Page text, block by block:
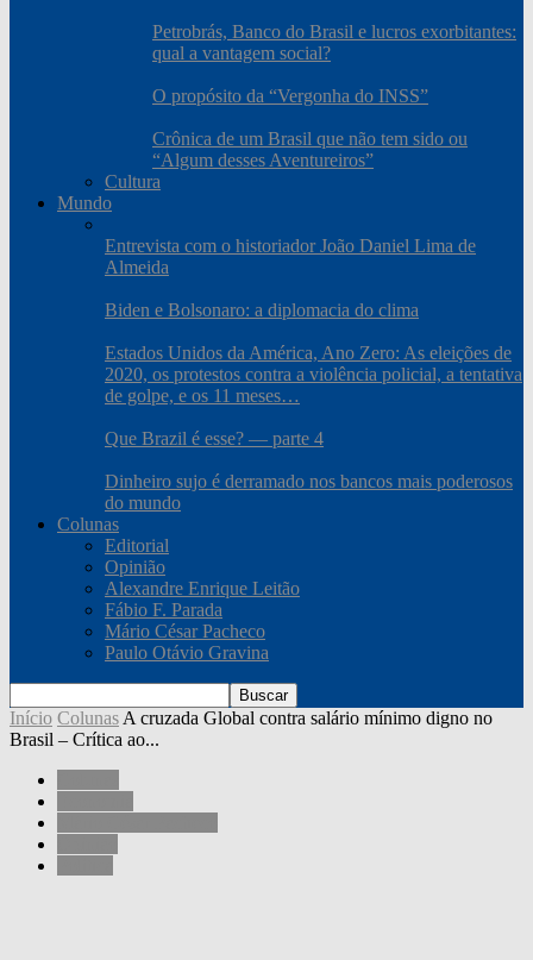
Petrobrás, Banco do Brasil e lucros exorbitantes:
qual a vantagem social?
O propósito da “Vergonha do INSS”
Crônica de um Brasil que não tem sido ou
“Algum desses Aventureiros”
Cultura
Mundo
Entrevista com o historiador João Daniel Lima de
Almeida
Biden e Bolsonaro: a diplomacia do clima
Estados Unidos da América, Ano Zero: As eleições de
2020, os protestos contra a violência policial, a tentativa
de golpe, e os 11 meses…
Que Brazil é esse? — parte 4
Dinheiro sujo é derramado nos bancos mais poderosos
do mundo
Colunas
Editorial
Opinião
Alexandre Enrique Leitão
Fábio F. Parada
Mário César Pacheco
Paulo Otávio Gravina
Início Colunas A cruzada Global contra salário mínimo digno no
Brasil – Crítica ao...